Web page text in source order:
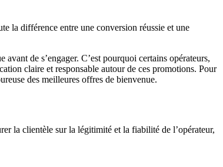
la différence entre une conversion réussie et une
de s’engager. C’est pourquoi certains opérateurs,
claire et responsable autour de ces promotions. Pour
des meilleures offres de bienvenue.
la clientèle sur la légitimité et la fiabilité de l’opérateur,